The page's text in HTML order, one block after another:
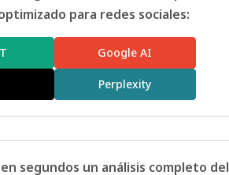
para redes sociales:
Google AI
Perplexity
segundos un análisis completo del